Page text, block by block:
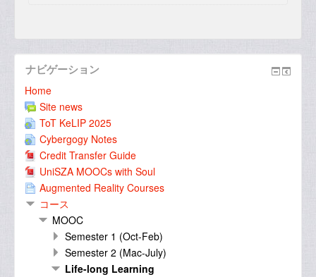
ナビゲーション
Home
Site news
ToT KeLIP 2025
Cybergogy Notes
Credit Transfer Guide
UniSZA MOOCs with Soul
Augmented Reality Courses
コース
MOOC
Semester 1 (Oct-Feb)
Semester 2 (Mac-July)
Life-long Learning